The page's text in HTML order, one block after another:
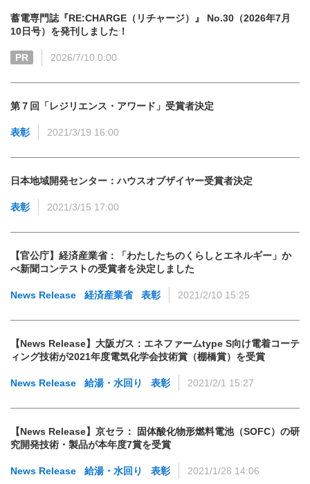
蓄電専門誌『RE:CHARGE（リチャージ）』 No.30（2026年7月
10日号）を発刊しました！
PR 2026/7/10 0:00
第７回「レジリエンス・アワード」受賞者決定
表彰 2021/3/19 16:00
日本地域開発センター：ハウスオブザイヤー受賞者決定
表彰 2021/3/15 17:00
【官公庁】経済産業省：「わたしたちのくらしとエネルギー」か
べ新聞コンテストの受賞者を決定しました
News Release 経済産業省 表彰 2021/2/10 15:25
【News Release】大阪ガス：エネファームtype S向け電着コーテ
ィング技術が2021年度電気化学会技術賞（棚橋賞）を受賞
News Release 給湯・水回り 表彰 2021/2/1 15:27
【News Release】京セラ： 固体酸化物形燃料電池（SOFC）の研
究開発技術・製品が本年度7賞を受賞
News Release 給湯・水回り 表彰 2021/1/28 14:06